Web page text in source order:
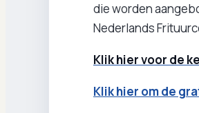
die worden
Nederlands
Klik hier voor de
Klik hier om de